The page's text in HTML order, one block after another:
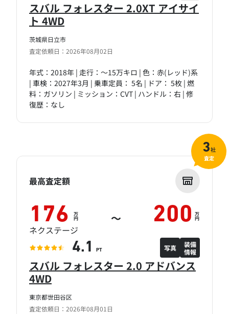
茨城県日立市
査定依頼日：2026年08月02日
スバル フォレスター 2.0XT アイサイ
ト 4WD
年式：2018年 | 走行：～15万キロ | 色：赤(レッド)系
| 車検：2027年3月 | 乗車定員： 5名 | ドア： 5枚 | 燃
料：ガソリン | ミッション：CVT | ハンドル：右 | 修
復歴：なし
東京都世田谷区
査定依頼日：2026年08月01日
スバル フォレスター 2.0 アドバンス
4WD
最高査定額
176 万
円 ～ 200 万
円
ネクステージ
4.1 PT 写真
装備
情報
3社
査定